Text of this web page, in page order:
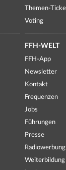
Themen-
Voting
FFH-WELT
FFH-App
Newsletter
Kontakt
Frequenzen
Jobs
Führungen
Presse
Radiowerbung
Weiterbildung